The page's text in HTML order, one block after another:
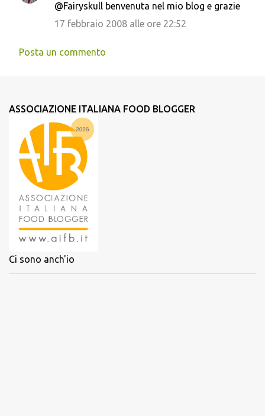
@Fairyskull benvenuta nel mio blog e grazie
17 febbraio 2008 alle ore 22:52
Posta un commento
ASSOCIAZIONE ITALIANA FOOD BLOGGER
Ci sono anch'io